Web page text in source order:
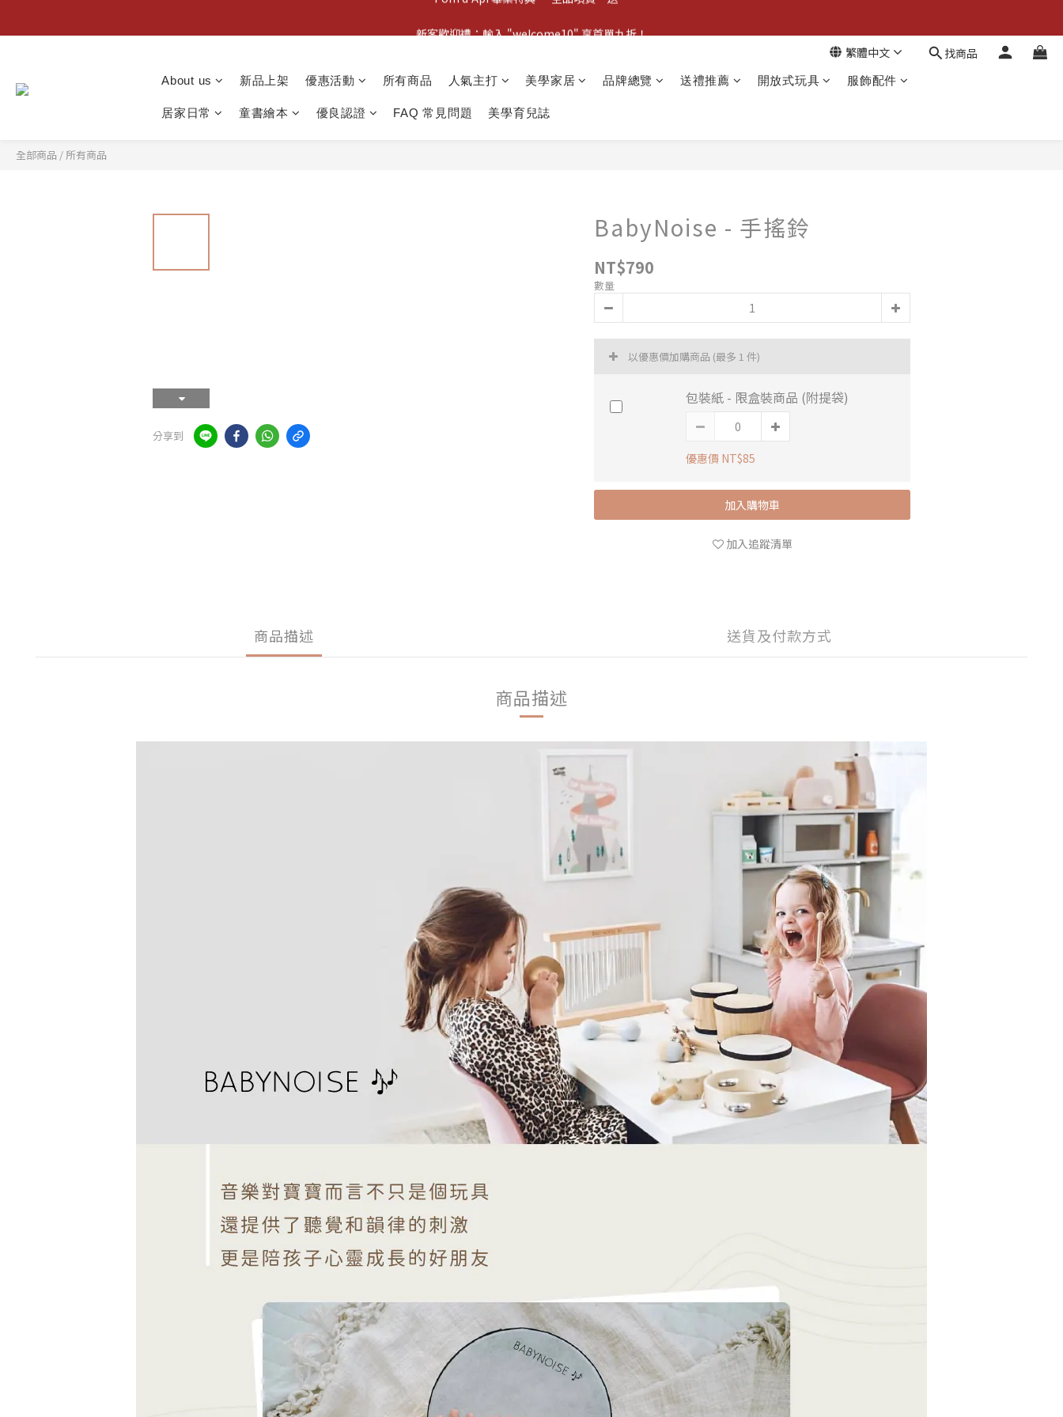
新客歡迎禮：輸入 "welcome10" 享首單九折！
繁體中文 找商品
About us 新品上架 優惠活動 所有商品 人氣主打 美學家居 品牌總覽 送禮推薦 開放式玩具 服飾配件
居家日常 童書繪本 優良認證 FAQ 常見問題 美學育兒誌
全部商品 / 所有商品
分享到
BabyNoise - 手搖鈴
NT$790
數量
以優惠價加購商品 (最多 1 件)
包裝紙 - 限盒裝商品 (附提袋)
優惠價 NT$85
加入購物車
加入追蹤清單
商品描述 送貨及付款方式
商品描述